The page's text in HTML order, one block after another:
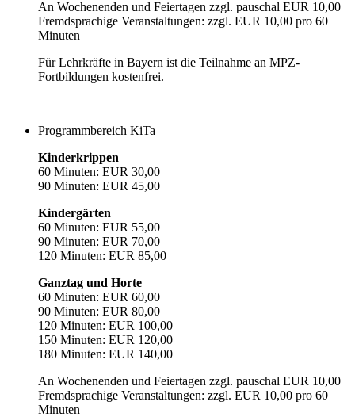
An Wochenenden und Feiertagen zzgl. pauschal EUR 10,00
Fremdsprachige Veranstaltungen: zzgl. EUR 10,00 pro 60
Minuten
Für Lehrkräfte in Bayern ist die Teilnahme an MPZ-
Fortbildungen kostenfrei.
Programmbereich KiTa
Kinderkrippen
60 Minuten: EUR 30,00
90 Minuten: EUR 45,00
Kindergärten
60 Minuten: EUR 55,00
90 Minuten: EUR 70,00
120 Minuten: EUR 85,00
Ganztag und Horte
60 Minuten: EUR 60,00
90 Minuten: EUR 80,00
120 Minuten: EUR 100,00
150 Minuten: EUR 120,00
180 Minuten: EUR 140,00
An Wochenenden und Feiertagen zzgl. pauschal EUR 10,00
Fremdsprachige Veranstaltungen: zzgl. EUR 10,00 pro 60
Minuten